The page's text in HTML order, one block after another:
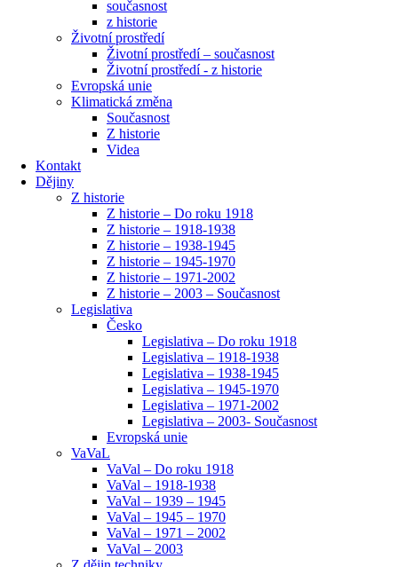
současnost
z historie
Životní prostředí
Životní prostředí – současnost
Životní prostředí ​- z historie
Evropská unie
Klimatická změna
Současnost
Z historie
Videa
Kontakt
Dějiny
Z historie
Z historie – Do roku 1918
Z historie – 1918-1938
Z historie – 1938-1945
Z historie – 1945-1970
Z historie – 1971-2002
Z historie – 2003 – Současnost
Legislativa
Česko
Legislativa – Do roku 1918
Legislativa – 1918-1938
Legislativa – 1938-1945
Legislativa – 1945-1970
Legislativa – 1971-2002
Legislativa – 2003- Současnost
Evropská unie
VaVaL
VaVal – Do roku 1918
VaVal – 1918-1938
VaVal – 1939 – 1945
VaVal – 1945 – 1970
VaVal – 1971 – 2002
VaVal – 2003